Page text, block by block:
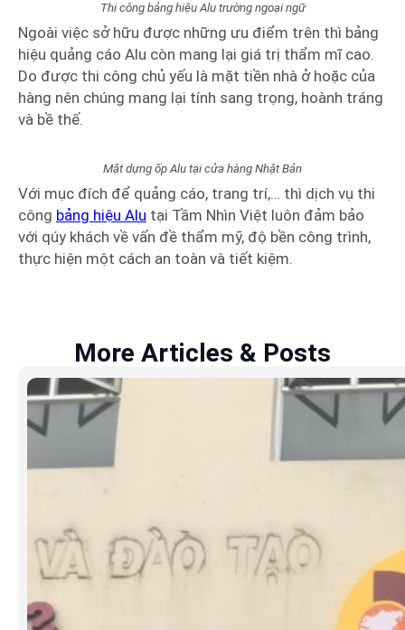
Thi công bảng hiệu Alu trường ngoại ngữ
Ngoài việc sở hữu được những ưu điểm trên thì bảng
hiệu quảng cáo Alu còn mang lại giá trị thẩm mĩ cao.
Do được thi công chủ yếu là mặt tiền nhà ở hoặc của
hàng nên chúng mang lại tính sang trọng, hoành tráng
và bề thế.
Mặt dựng ốp Alu tại cửa hàng Nhật Bản
Với mục đích để quảng cáo, trang trí,… thì dịch vụ thi
công bảng hiệu Alu tại Tầm Nhìn Việt luôn đảm bảo
với qúy khách về vấn đề thẩm mỹ, độ bền công trình,
thực hiện một cách an toàn và tiết kiệm.
More Articles & Posts